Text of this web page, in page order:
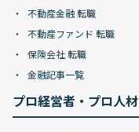
不動産金融 転職
不動産ファンド 転職
保険会社 転職
金融記事一覧
プロ経営者・プロ人材